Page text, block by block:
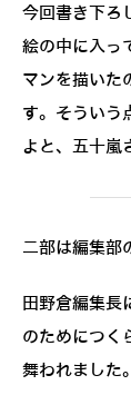
今回書き下ろ
絵の中に入っ
マンを描いた
す。そういう
よと、五十嵐
二部は編集部
田野倉編集長
のためにつく
舞われました